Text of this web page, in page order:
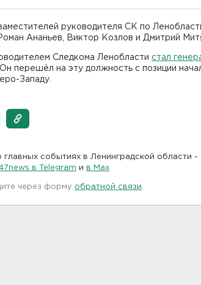
руководителя СК по
Ананьев, Виктор Козлов и Дмитрий
Следкома Ленобласти стал
Он перешёл на эту должность с позиции
Западу.
событиях в Ленинградской области -
в Telegram и в Maх
через форму обратной связи